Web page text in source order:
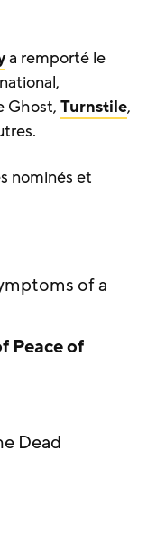
a remporté le
Ghost, Turnstile,
nominés et
of a
Peace of
Dead